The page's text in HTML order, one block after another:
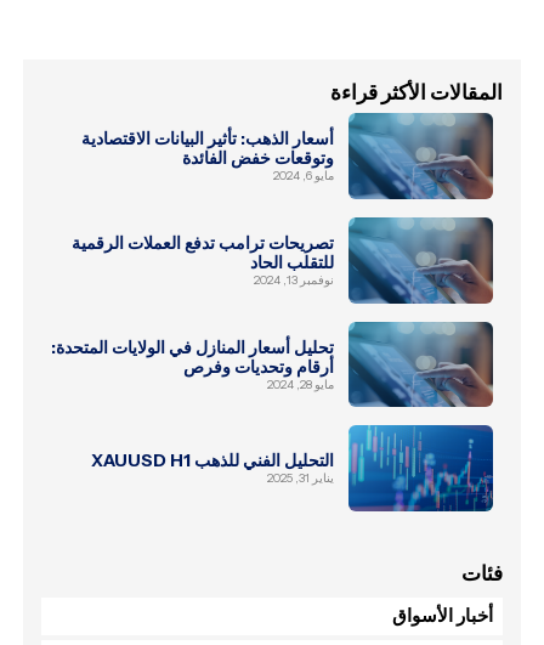
المقالات الأكثر قراءة
أسعار الذهب: تأثير البيانات الاقتصادية
وتوقعات خفض الفائدة
مايو 6, 2024
تصريحات ترامب تدفع العملات الرقمية
للتقلب الحاد
نوفمبر 13, 2024
تحليل أسعار المنازل في الولايات المتحدة:
أرقام وتحديات وفرص
مايو 28, 2024
التحليل الفني للذهب XAUUSD H1
يناير 31, 2025
فئات
أخبار الأسواق